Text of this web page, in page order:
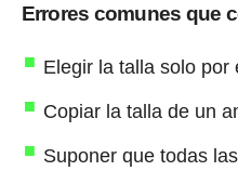
Errores comunes que
Elegir la talla solo por
Copiar la talla de un
Suponer que todas